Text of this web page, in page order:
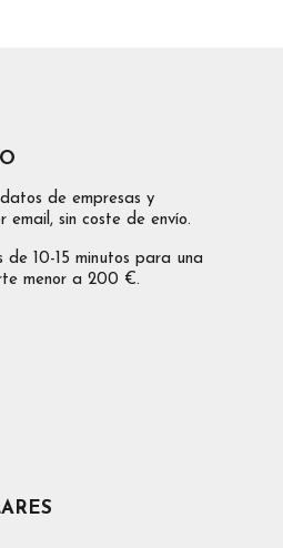
de empresas y
email, sin coste de envío.
de 10-15 minutos para una
menor a 200 €.